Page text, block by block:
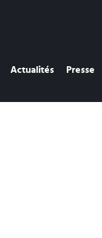
Actualités Presse